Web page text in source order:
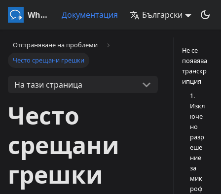
Whisperr Документация Български
Отстраняване на проблеми
Често срещани грешки
На тази страница
Често
срещани
грешки
Не се
появява
транскр
ипция
1.
Изкл
юче
но
разр
еше
ние
за
мик
роф